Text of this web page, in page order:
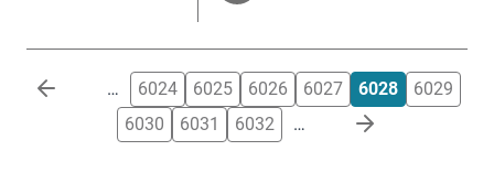
Paginación … 6024 6025 6026 6027 6028
6029
6030
6031 6032 …